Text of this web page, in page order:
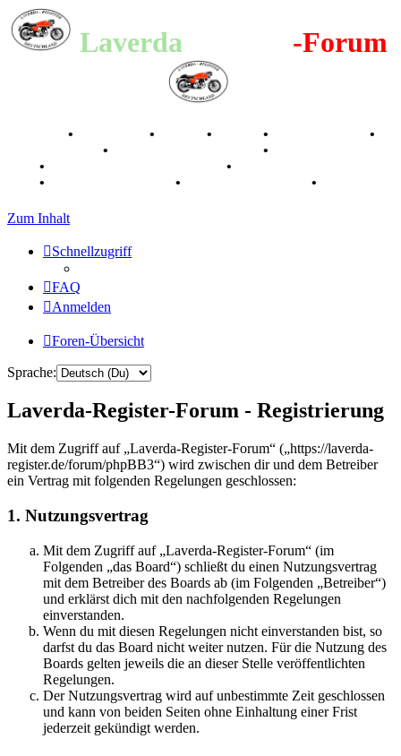
Laverda -Forum
• • • •
•
• •
• •
• • •
Zum Inhalt
Schnellzugriff
FAQ
Anmelden
Foren-Übersicht
Sprache:
Laverda-Register-Forum - Registrierung
Mit dem Zugriff auf „Laverda-Register-Forum“ („https://laverda-
register.de/forum/phpBB3“) wird zwischen dir und dem Betreiber
ein Vertrag mit folgenden Regelungen geschlossen:
1. Nutzungsvertrag
Mit dem Zugriff auf „Laverda-Register-Forum“ (im
Folgenden „das Board“) schließt du einen Nutzungsvertrag
mit dem Betreiber des Boards ab (im Folgenden „Betreiber“)
und erklärst dich mit den nachfolgenden Regelungen
einverstanden.
Wenn du mit diesen Regelungen nicht einverstanden bist, so
darfst du das Board nicht weiter nutzen. Für die Nutzung des
Boards gelten jeweils die an dieser Stelle veröffentlichten
Regelungen.
Der Nutzungsvertrag wird auf unbestimmte Zeit geschlossen
und kann von beiden Seiten ohne Einhaltung einer Frist
jederzeit gekündigt werden.